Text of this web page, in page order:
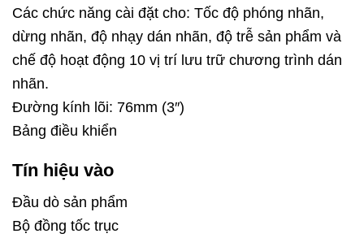
Các chức năng cài đặt cho: Tốc độ phóng nhãn,
dừng nhãn, độ nhạy dán nhãn, độ trễ sản phẩm và
chế độ hoạt động 10 vị trí lưu trữ chương trình dán
nhãn.
Đường kính lõi: 76mm (3″)
Bảng điều khiển
Tín hiệu vào
Đầu dò sản phẩm
Bộ đồng tốc trục